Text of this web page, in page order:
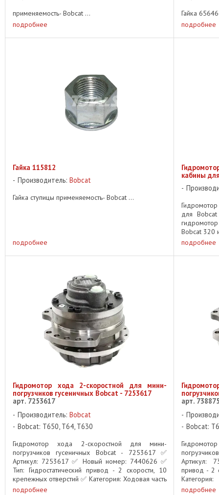
применяемость- Bobcat ...
подробнее
Гайка
подробнее
Гайка 115812
Производитель: Bobcat
Гайка ступицы применяемость- Bobcat ...
подробнее
кабины
для
Bobcat 320
подробнее
Гидромотор хода 2-скоростной для мини-
погрузчиков гусеничных Bobcat - 7253617
арт. 7253617
Производитель: Bobcat
Bobcat: T650, T64, T630
Гидромотор хода 2-скоростной для мини-
погрузчиков гусеничных Bobcat - 7253617 ✅
Артикул: 7253617 ✅ Новый номер: 7440626 ✅
Тип: Гидростатический привод - 2 скорости, 10
крепежных отверстий ✅ Категория: Ходовая часть
- Гидромоторы ✅ Применяемость: ...
подробнее
арт.
Bobcat:
Артикул:
привод - 2
подробнее